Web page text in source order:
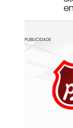
PUBLICIDADE